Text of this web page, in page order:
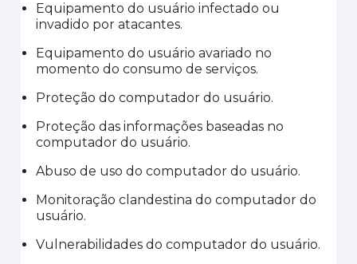
Equipamento do usuário infectado ou
invadido por atacantes.
Equipamento do usuário avariado no
momento do consumo de serviços.
Proteção do computador do usuário.
Proteção das informações baseadas no
computador do usuário.
Abuso de uso do computador do usuário.
Monitoração clandestina do computador do
usuário.
Vulnerabilidades do computador do usuário.